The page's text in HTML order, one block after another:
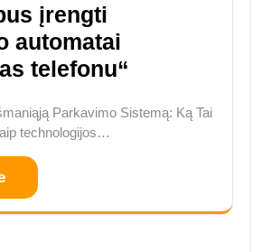
įrengti
automatai
telefonu“
Parkavimo Sistemą: Ką Tai
technologijos…